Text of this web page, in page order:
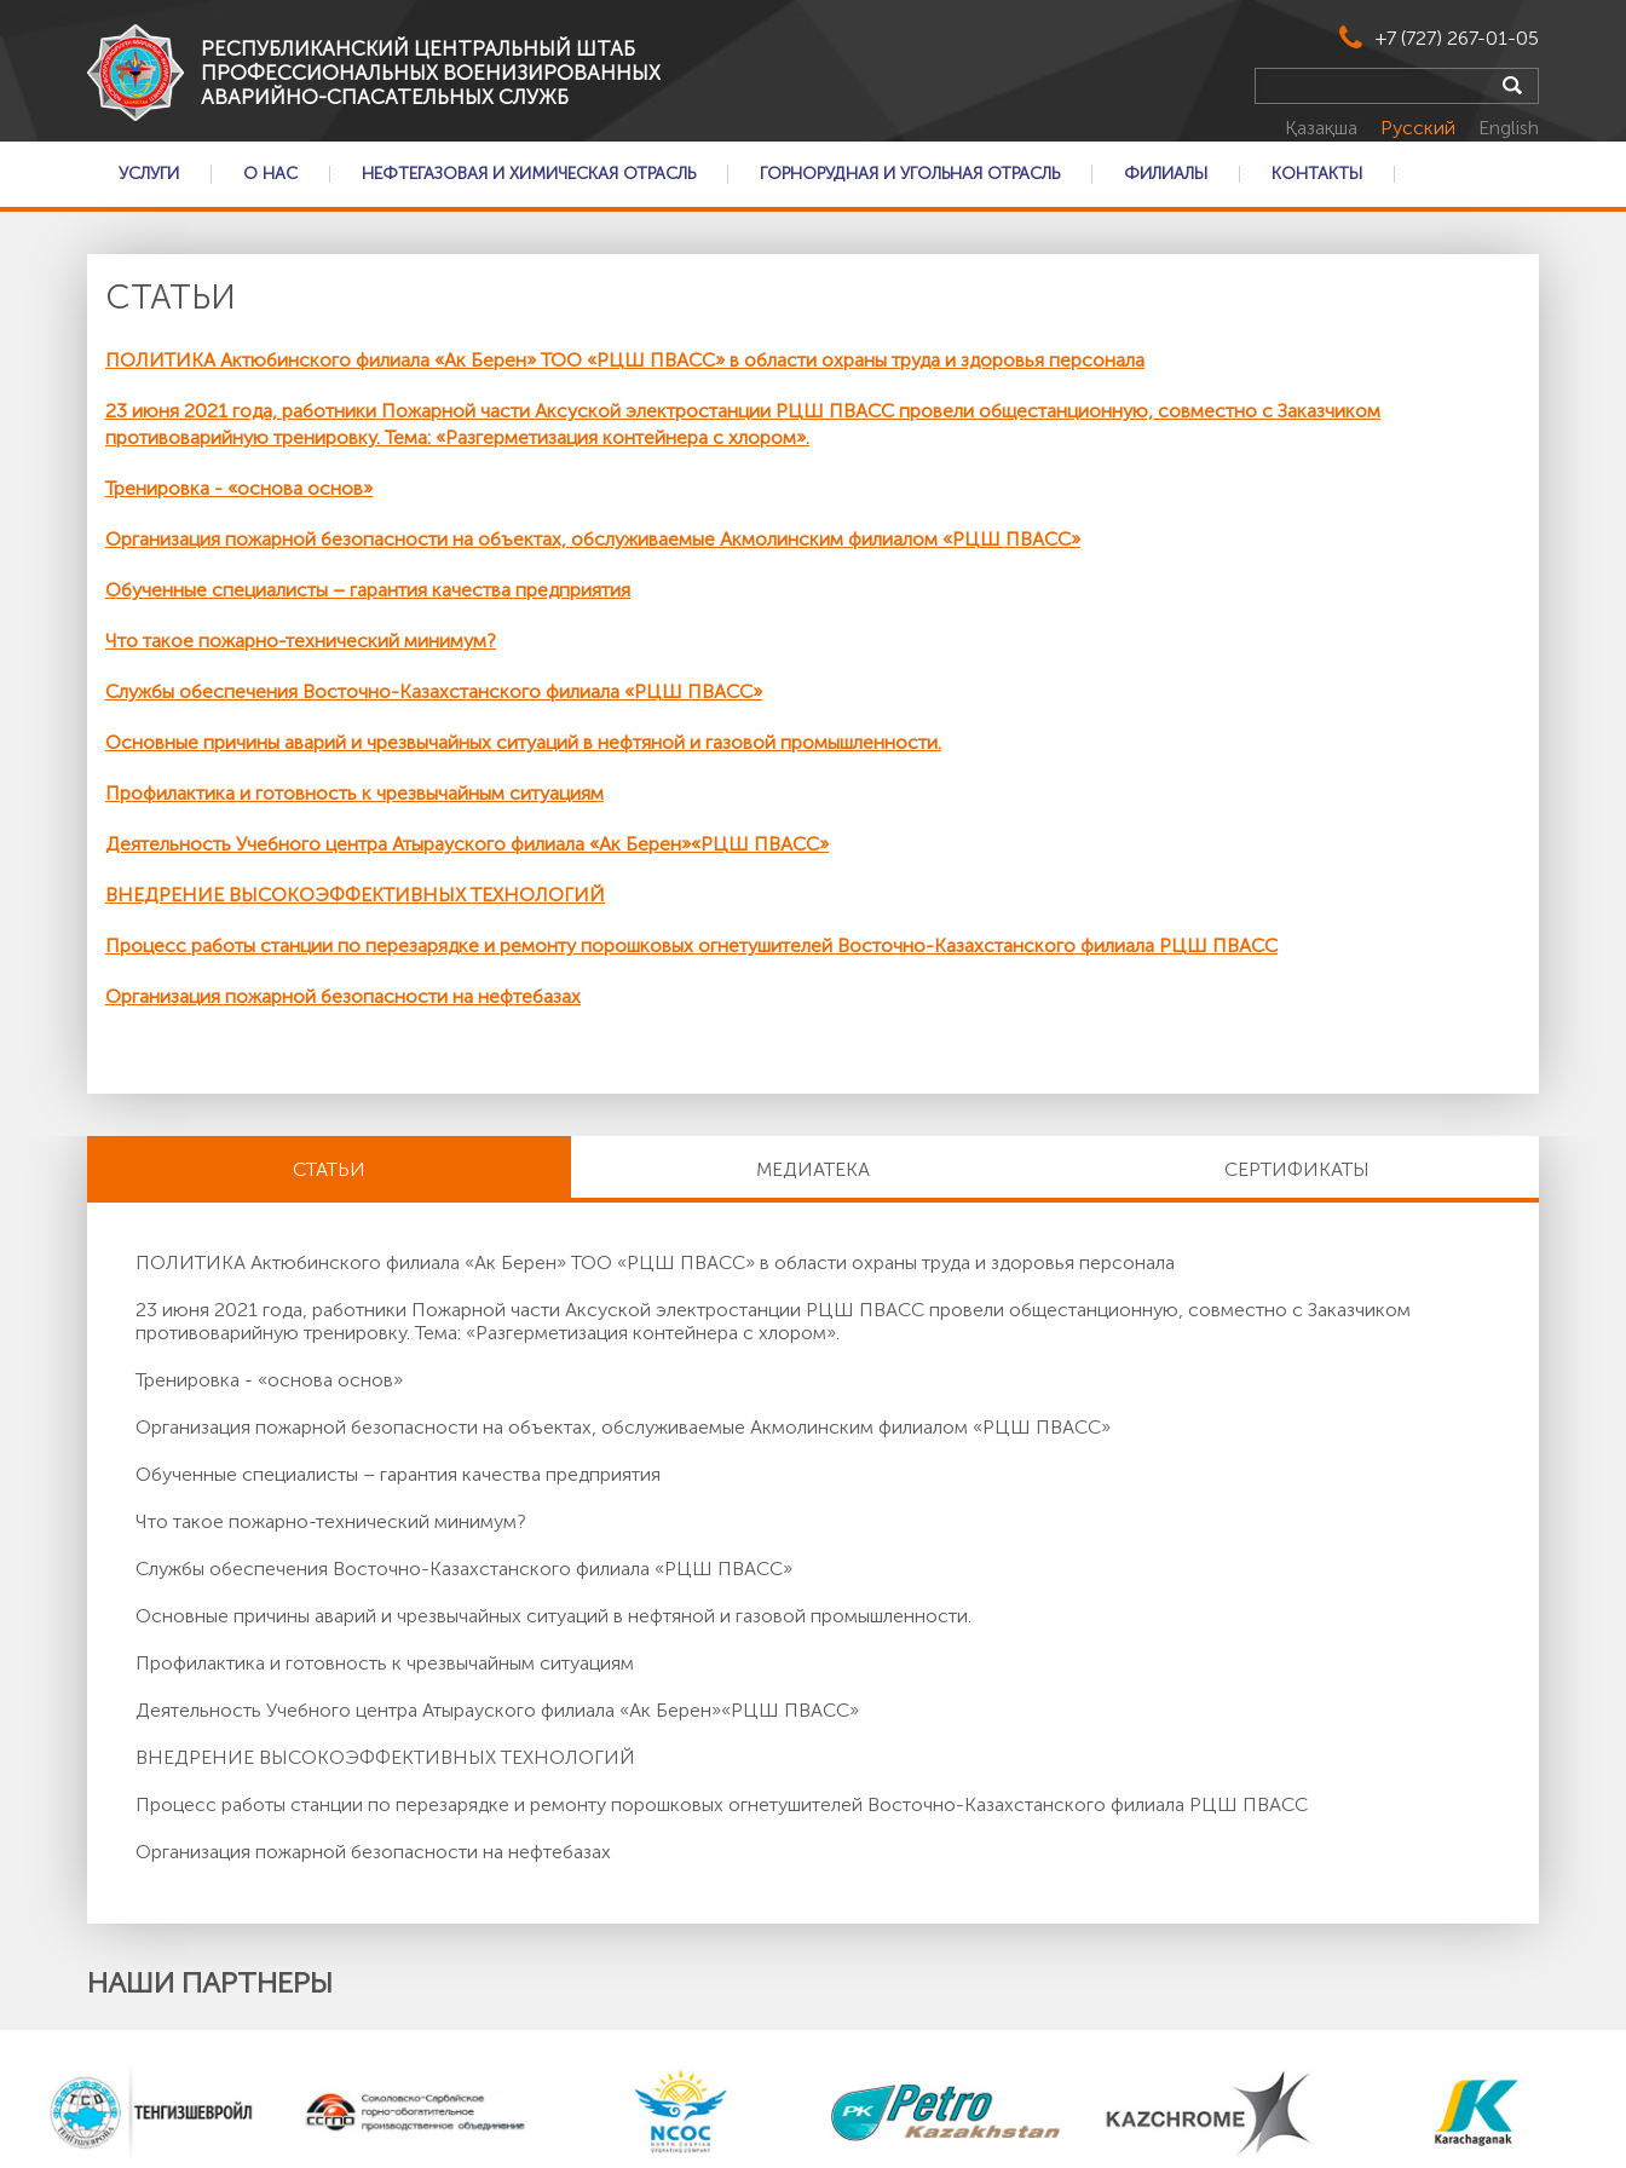
РЕСПУБЛИКАНСКИЙ ЦЕНТРАЛЬНЫЙ ШТАБ
ПРОФЕССИОНАЛЬНЫХ ВОЕНИЗИРОВАННЫХ
АВАРИЙНО-СПАСАТЕЛЬНЫХ СЛУЖБ
+7 (727) 267-01-05
Қазақша Русский English
УСЛУГИ О НАС НЕФТЕГАЗОВАЯ И ХИМИЧЕСКАЯ ОТРАСЛЬ ГОРНОРУДНАЯ И УГОЛЬНАЯ ОТРАСЛЬ ФИЛИАЛЫ КОНТАКТЫ
СТАТЬИ
ПОЛИТИКА Актюбинского филиала «Ак Берен» ТОО «РЦШ ПВАСС» в области охраны труда и здоровья персонала
23 июня 2021 года, работники Пожарной части Аксуской электростанции РЦШ ПВАСС провели общестанционную, совместно с Заказчиком
противоварийную тренировку. Тема: «Разгерметизация контейнера с хлором».
Тренировка - «основа основ»
Организация пожарной безопасности на объектах, обслуживаемые Акмолинским филиалом «РЦШ ПВАСС»
Обученные специалисты – гарантия качества предприятия
Что такое пожарно-технический минимум?
Службы обеспечения Восточно-Казахстанского филиала «РЦШ ПВАСС»
Основные причины аварий и чрезвычайных ситуаций в нефтяной и газовой промышленности.
Профилактика и готовность к чрезвычайным ситуациям
Деятельность Учебного центра Атырауского филиала «Ак Берен»«РЦШ ПВАСС»
ВНЕДРЕНИЕ ВЫСОКОЭФФЕКТИВНЫХ ТЕХНОЛОГИЙ
Процесс работы станции по перезарядке и ремонту порошковых огнетушителей Восточно-Казахстанского филиала РЦШ ПВАСС
Организация пожарной безопасности на нефтебазах
СТАТЬИ МЕДИАТЕКА СЕРТИФИКАТЫ
ПОЛИТИКА Актюбинского филиала «Ак Берен» ТОО «РЦШ ПВАСС» в области охраны труда и здоровья персонала
23 июня 2021 года, работники Пожарной части Аксуской электростанции РЦШ ПВАСС провели общестанционную, совместно с Заказчиком
противоварийную тренировку. Тема: «Разгерметизация контейнера с хлором».
Тренировка - «основа основ»
Организация пожарной безопасности на объектах, обслуживаемые Акмолинским филиалом «РЦШ ПВАСС»
Обученные специалисты – гарантия качества предприятия
Что такое пожарно-технический минимум?
Службы обеспечения Восточно-Казахстанского филиала «РЦШ ПВАСС»
Основные причины аварий и чрезвычайных ситуаций в нефтяной и газовой промышленности.
Профилактика и готовность к чрезвычайным ситуациям
Деятельность Учебного центра Атырауского филиала «Ак Берен»«РЦШ ПВАСС»
ВНЕДРЕНИЕ ВЫСОКОЭФФЕКТИВНЫХ ТЕХНОЛОГИЙ
Процесс работы станции по перезарядке и ремонту порошковых огнетушителей Восточно-Казахстанского филиала РЦШ ПВАСС
Организация пожарной безопасности на нефтебазах
НАШИ ПАРТНЕРЫ